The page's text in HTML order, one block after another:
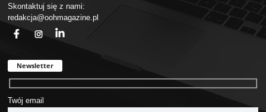
Skontaktuj się z nami:
redakcja@oohmagazine.pl
Newsletter
Twój email